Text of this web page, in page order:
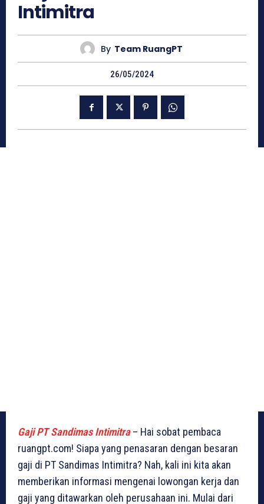
Intimitra
By Team RuangPT
26/05/2024
Gaji PT Sandimas Intimitra– Hai sobat pembaca
ruangpt.com! Siapa yang penasaran dengan besaran
gaji di PT Sandimas Intimitra? Nah, kali ini kita akan
memberikan informasi mengenai lowongan kerja dan
gaji yang ditawarkan oleh perusahaan ini. Mulai dari